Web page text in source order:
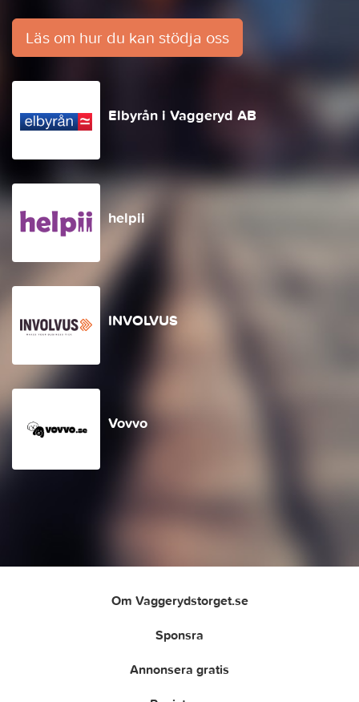
Läs om hur du kan stödja oss
Elbyrån i Vaggeryd AB
helpii
INVOLVUS
Vovvo
Om Vaggerydstorget.se
Sponsra
Annonsera gratis